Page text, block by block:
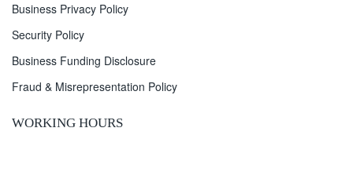
Business Privacy Policy
Security Policy
Business Funding Disclosure
Fraud & Misrepresentation Policy
WORKING HOURS